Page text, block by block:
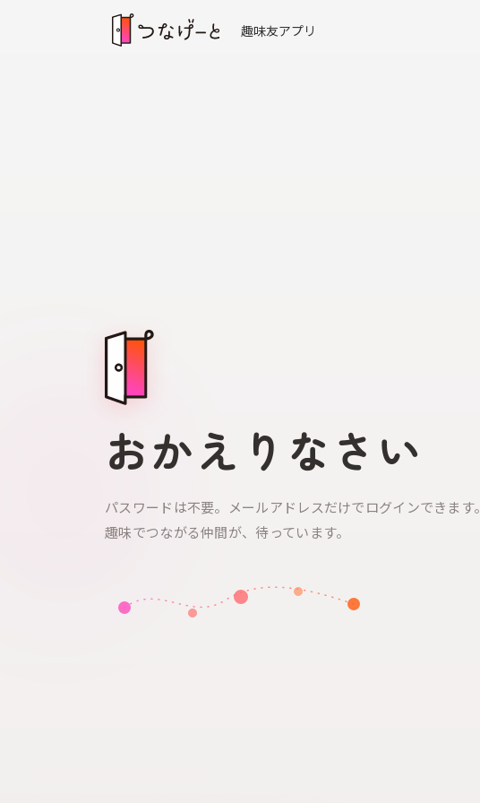
趣味友アプリ
おかえりなさい
パスワードは不要。メールアドレスだけでログインできます。
趣味でつながる仲間が、待っています。